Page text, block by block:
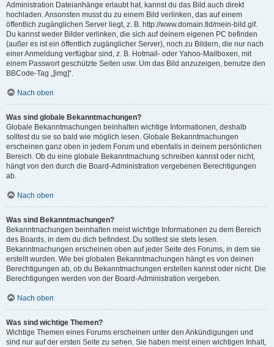
Administration Dateianhänge erlaubt hat, kannst du das Bild auch direkt
hochladen. Ansonsten musst du zu einem Bild verlinken, das auf einem
öffentlich zugänglichen Server liegt, z. B. http://www.domain.tld/mein-bild.gif.
Du kannst weder Bilder verlinken, die sich auf deinem eigenen PC befinden
(außer es ist ein öffentlich zugänglicher Server), noch zu Bildern, die nur nach
einer Anmeldung verfügbar sind, z. B. Hotmail- oder Yahoo-Mailboxen, mit
einem Passwort geschützte Seiten usw. Um das Bild anzuzeigen, benutze den
BBCode-Tag „[img]“.
Nach oben
Was sind globale Bekanntmachungen?
Globale Bekanntmachungen beinhalten wichtige Informationen, deshalb
solltest du sie so bald wie möglich lesen. Globale Bekanntmachungen
erscheinen ganz oben in jedem Forum und ebenfalls in deinem persönlichen
Bereich. Ob du eine globale Bekanntmachung schreiben kannst oder nicht,
hängt von den durch die Board-Administration vergebenen Berechtigungen
ab.
Nach oben
Was sind Bekanntmachungen?
Bekanntmachungen beinhalten meist wichtige Informationen zu dem Bereich
des Boards, in dem du dich befindest. Du solltest sie stets lesen.
Bekanntmachungen erscheinen oben auf jeder Seite des Forums, in dem sie
erstellt wurden. Wie bei globalen Bekanntmachungen hängt es von deinen
Berechtigungen ab, ob du Bekanntmachungen erstellen kannst oder nicht. Die
Berechtigungen werden von der Board-Administration vergeben.
Nach oben
Was sind wichtige Themen?
Wichtige Themen eines Forums erscheinen unter den Ankündigungen und
sind nur auf der ersten Seite zu sehen. Sie haben meist einen wichtigen Inhalt,